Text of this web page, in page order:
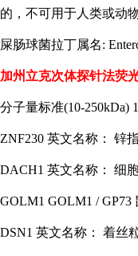
的，不可用于人类或动
屎肠球菌拉丁属名:
加州立克次体探针法荧
分子量标准(10-250kDa)
ZNF230 英文名称： 锌
DACH1 英文名称： 细
GOLM1 GOLM1 / GP73
DSN1 英文名称： 着丝